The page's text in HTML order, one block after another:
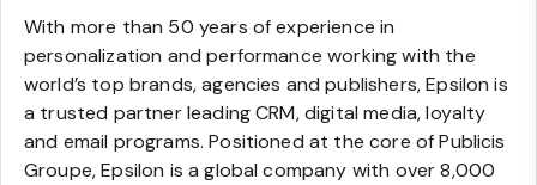
With more than 50 years of experience in
personalization and performance working with the
world’s top brands, agencies and publishers, Epsilon is
a trusted partner leading CRM, digital media, loyalty
and email programs. Positioned at the core of Publicis
Groupe, Epsilon is a global company with over 8,000